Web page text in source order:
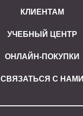
КЛИЕНТАМ
УЧЕБНЫЙ ЦЕНТР
ОНЛАЙН-ПОКУПКИ
СВЯЗАТЬСЯ С НАМИ